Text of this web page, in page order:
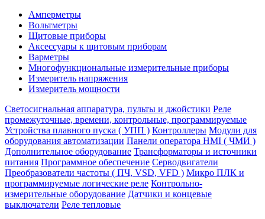
Амперметры
Вольтметры
Щитовые приборы
Аксессуары к щитовым приборам
Варметры
Многофункциональные измерительные приборы
Измеритель напряжения
Измеритель мощности
Светосигнальная аппаратура, пульты и джойстики Реле
промежуточные, времени, контрольные, программируемые
Устройства плавного пуска ( УПП ) Контроллеры Модули для
оборудования автоматизации Панели оператора HMI ( ЧМИ )
Дополнительное оборудование Транcформаторы и источники
питания Программное обеспечение Серводвигатели
Преобразователи частоты ( ПЧ, VSD, VFD ) Микро ПЛК и
программируемые логические реле Контрольно-
измерительные оборудование Датчики и концевые
выключатели Реле тепловые